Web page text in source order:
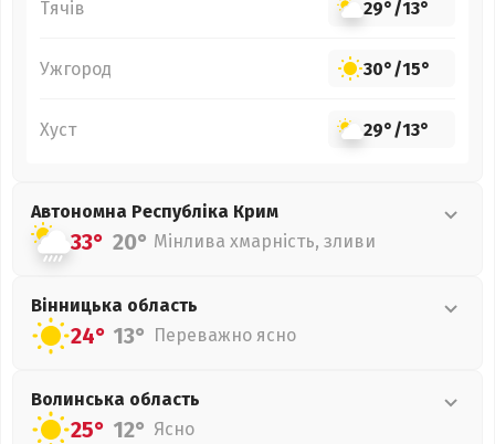
Тячів 29°/13°
Ужгород 30°/15°
Хуст 29°/13°
Автономна Республіка Крим
33° 20° Мінлива хмарність, зливи
Вінницька область
24° 13° Переважно ясно
Волинська область
25° 12° Ясно